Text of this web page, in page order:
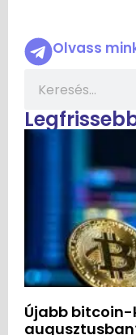
Olvass
Újabb